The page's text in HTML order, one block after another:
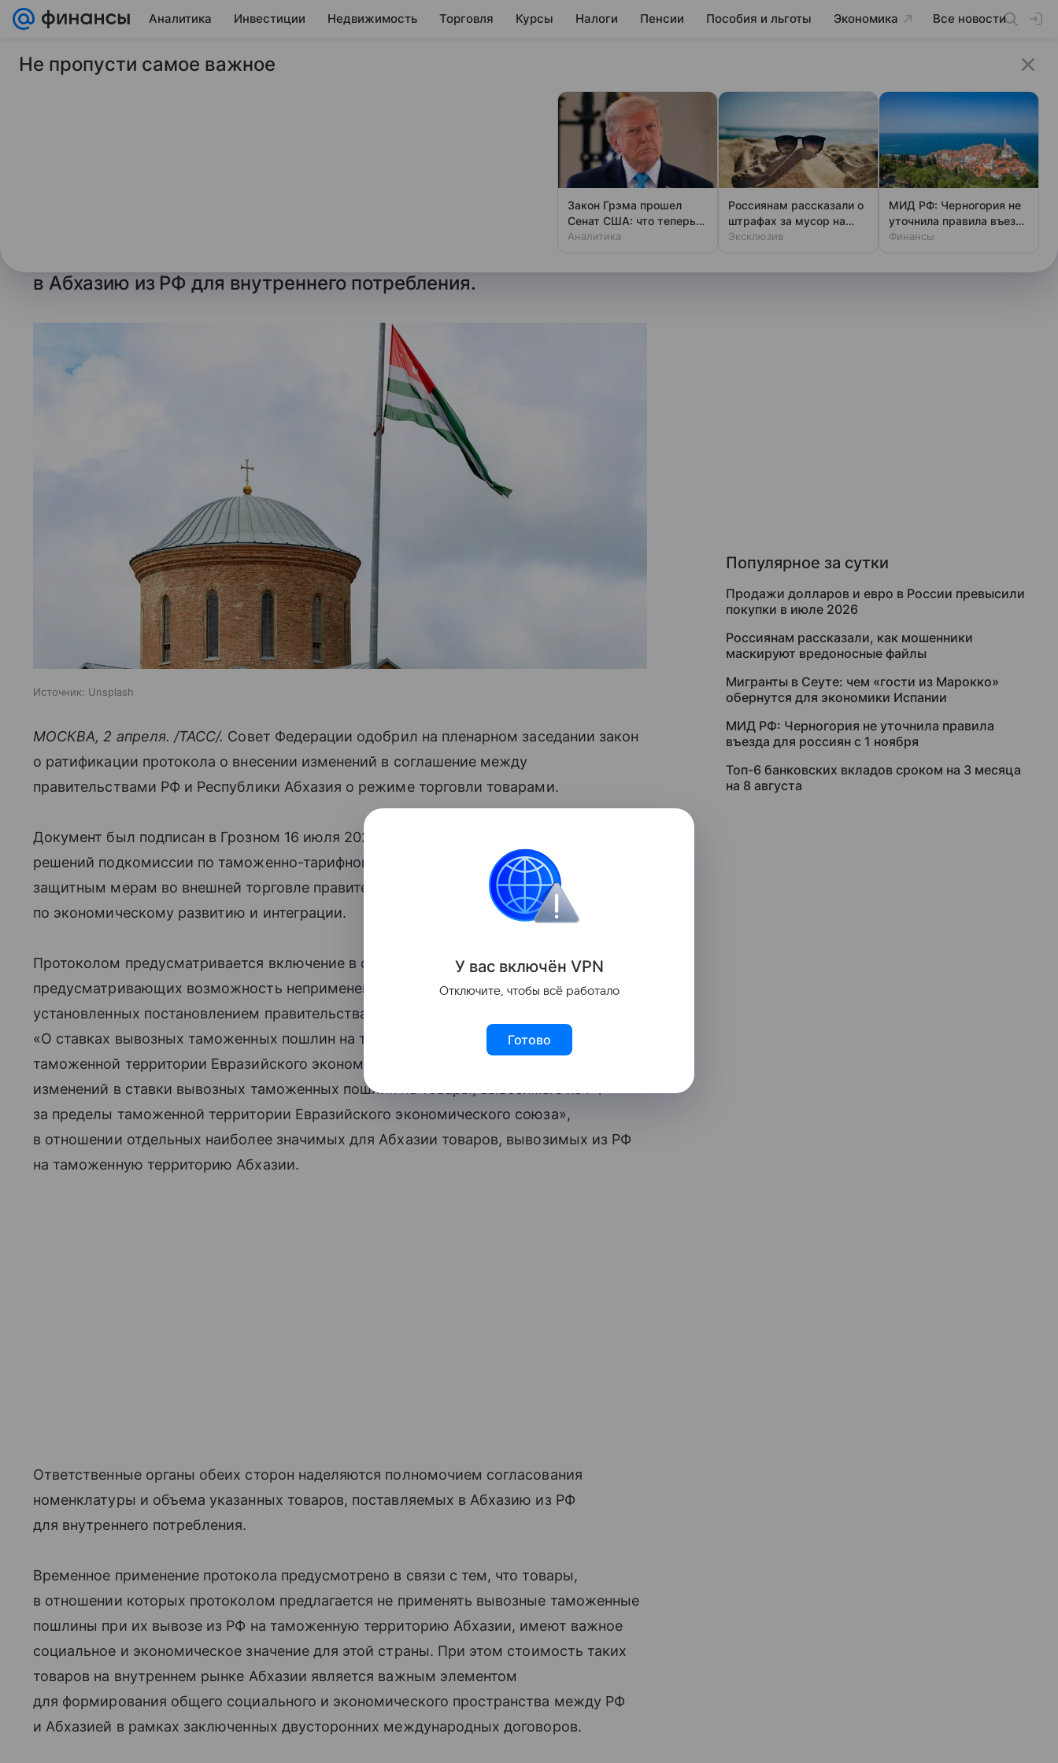
Аналитика Инвестиции Недвижимость Торговля Курсы Налоги Пенсии Пособия и льготы Экономика Все новости
2 апреля 2025 ТАСС
СФ одобрил ратификацию протокола к
Ответственные органы обеих стран смогут согласовывать
в Абхазию из РФ для внутреннего потребления.
Источник: Unsplash
МОСКВА, 2 апреля. /ТАСС/. Совет Федерации одобрил на пленарном заседании закон
о ратификации протокола о внесении изменений в соглашение между
правительствами РФ и Республики Абхазия о режиме торговли товарами.
Документ был подписан в Грозном 16 июля 2024 года для обеспечения исполнения
решений подкомиссии по таможенно-тарифному и нетарифному регулированию,
защитным мерам во внешней торговле правительственной комиссии
по экономическому развитию и интеграции.
Протоколом предусматривается включение в соглашение положений,
предусматривающих возможность неприменения вывозныхтаможенных пошлин,
установленных постановлением правительства РФ от 21 сентября 2023 года
«О ставках вывозных таможенных пошлин на товары, вывозимые из РФ за пределы
таможенной территории Евразийского экономического союза, и о внесении
изменений в ставки вывозных таможенных пошлин на товары, вывозимые из РФ
за пределы таможенной территории Евразийского экономического союза»,
в отношении отдельных наиболее значимых для Абхазии товаров, вывозимых из РФ
на таможенную территорию Абхазии.
Ответственные органы обеих сторон наделяются полномочием согласования
номенклатуры и объема указанных товаров, поставляемых в Абхазию из РФ
для внутреннего потребления.
Временное применение протокола предусмотрено в связи с тем, что товары,
в отношении которых протоколом предлагается не применять вывозные таможенные
пошлины при их вывозе из РФ на таможенную территорию Абхазии, имеют важное
социальное и экономическое значение для этой страны. При этом стоимость таких
товаров на внутреннем рынке Абхазии является важным элементом
для формирования общего социального и экономического пространства между РФ
и Абхазией в рамках заключенных двусторонних международных договоров.
Популярное за сутки
Продажи долларов и евро в России превысили
покупки в июле 2026
Россиянам рассказали, как мошенники
маскируют вредоносные файлы
Мигранты в Сеуте: чем «гости из Марокко»
обернутся для экономики Испании
МИД РФ: Черногория не уточнила правила
въезда для россиян с 1 ноября
Топ-6 банковских вкладов сроком на 3 месяца
на 8 августа
Не пропусти самое важное
Закон Грэма прошел
Сенат США: что теперь
будет с Россией
Аналитика
Россиянам рассказали о
штрафах за мусор на
пляже
Эксклюзив
МИД РФ: Черногория не
уточнила правила въезда
для россиян с 1 ноября
Финансы
У вас включён VPN
Отключите, чтобы всё работало
Готово